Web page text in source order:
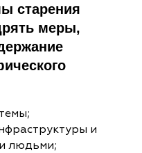
старения
меры,
и
людьми;